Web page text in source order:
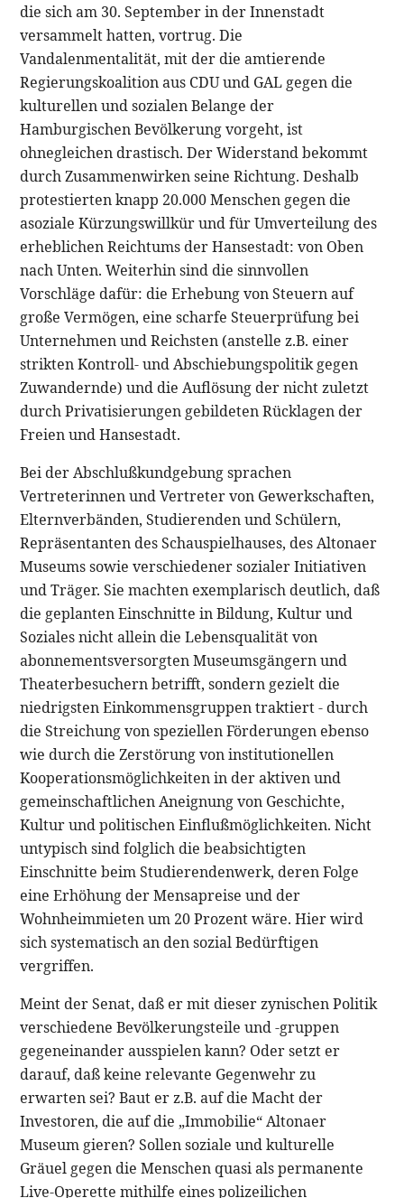
die sich am 30. September in der Innenstadt
versammelt hatten, vortrug. Die
Vandalenmentalität, mit der die amtierende
Regierungskoalition aus CDU und GAL gegen die
kulturellen und sozialen Belange der
Hamburgischen Bevölkerung vorgeht, ist
ohnegleichen drastisch. Der Widerstand bekommt
durch Zusammenwirken seine Richtung. Deshalb
protestierten knapp 20.000 Menschen gegen die
asoziale Kürzungswillkür und für Umverteilung des
erheblichen Reichtums der Hansestadt: von Oben
nach Unten. Weiterhin sind die sinnvollen
Vorschläge dafür: die Erhebung von Steuern auf
große Vermögen, eine scharfe Steuerprüfung bei
Unternehmen und Reichsten (anstelle z.B. einer
strikten Kontroll- und Abschiebungspolitik gegen
Zuwandernde) und die Auflösung der nicht zuletzt
durch Privatisierungen gebildeten Rücklagen der
Freien und Hansestadt.
Bei der Abschlußkundgebung sprachen
Vertreterinnen und Vertreter von Gewerkschaften,
Elternverbänden, Studierenden und Schülern,
Repräsentanten des Schauspielhauses, des Altonaer
Museums sowie verschiedener sozialer Initiativen
und Träger. Sie machten exemplarisch deutlich, daß
die geplanten Einschnitte in Bildung, Kultur und
Soziales nicht allein die Lebensqualität von
abonnementsversorgten Museumsgängern und
Theaterbesuchern betrifft, sondern gezielt die
niedrigsten Einkommensgruppen traktiert - durch
die Streichung von speziellen Förderungen ebenso
wie durch die Zerstörung von institutionellen
Kooperationsmöglichkeiten in der aktiven und
gemeinschaftlichen Aneignung von Geschichte,
Kultur und politischen Einflußmöglichkeiten. Nicht
untypisch sind folglich die beabsichtigten
Einschnitte beim Studierendenwerk, deren Folge
eine Erhöhung der Mensapreise und der
Wohnheimmieten um 20 Prozent wäre. Hier wird
sich systematisch an den sozial Bedürftigen
vergriffen.
Meint der Senat, daß er mit dieser zynischen Politik
verschiedene Bevölkerungsteile und -gruppen
gegeneinander ausspielen kann? Oder setzt er
darauf, daß keine relevante Gegenwehr zu
erwarten sei? Baut er z.B. auf die Macht der
Investoren, die auf die „Immobilie“ Altonaer
Museum gieren? Sollen soziale und kulturelle
Gräuel gegen die Menschen quasi als permanente
Live-Operette mithilfe eines polizeilichen